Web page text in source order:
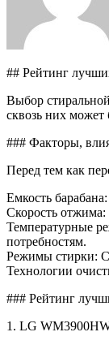
## Рейтинг
Выбор
сквозь них
### Факторы,
Перед тем как
Емкость
Скорость отжима:
Температурные
потребностям.
Режимы стирки:
Технологии
### Рейтинг
1. LG